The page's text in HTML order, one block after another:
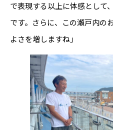
で表現する以上に体感として
です。さらに、この瀬戸内の
よさを増しますね」